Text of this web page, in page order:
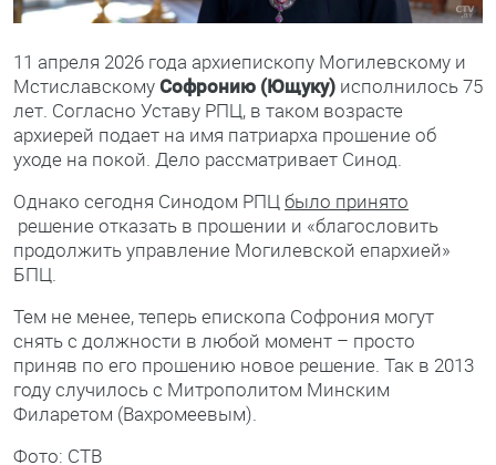
11 апреля 2026 года архиепископу Могилевскому и
МстиславскомуСофронию (Ющуку) исполнилось 75
лет. Согласно Уставу РПЦ, в таком возрасте
архиерей подает на имя патриарха прошение об
уходе на покой. Дело рассматривает Синод.
Однако сегодня Синодом РПЦ было принято
решение отказать в прошении и «благословить
продолжить управление Могилевской епархией»
БПЦ.
Тем не менее, теперь епископа Софрония могут
снять с должности в любой момент – просто
приняв по его прошению новое решение. Так в 2013
году случилось с Митрополитом Минским
Филаретом (Вахромеевым).
Фото: СТВ